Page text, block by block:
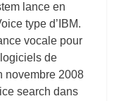
lance en
type d’IBM.
vocale pour
de
novembre 2008
search dans